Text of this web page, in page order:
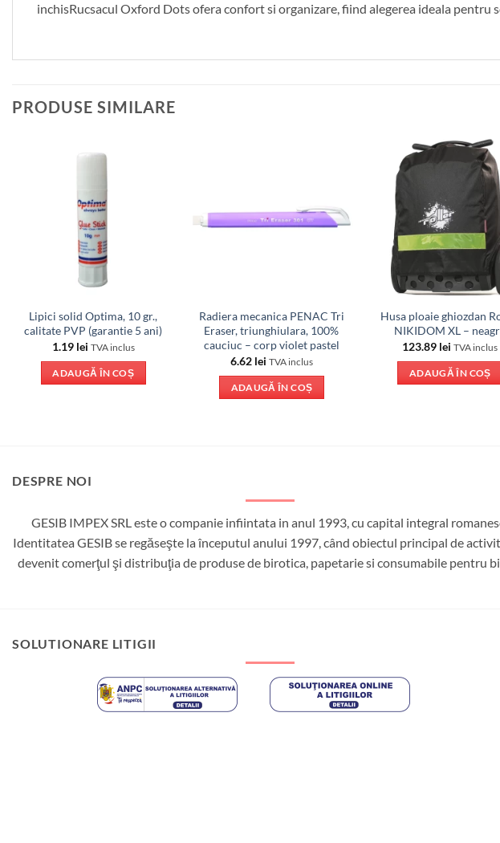
inchisRucsacul Oxford Dots ofera confort si organizare, fiind alegerea ideala pentru
PRODUSE SIMILARE
Lipici solid Optima, 10 gr.,
calitate PVP (garantie 5 ani)
1.19 lei TVA inclus
ADAUGĂ ÎN COȘ
Radiera mecanica PENAC Tri
Eraser, triunghiulara, 100%
cauciuc – corp violet pastel
6.62 lei TVA inclus
ADAUGĂ ÎN COȘ
Husa ploaie ghiozdan
NIKIDOM XL –
123.89 lei TVA inclus
ADAUGĂ ÎN COȘ
DESPRE NOI
GESIB IMPEX SRL este o companie infiintata in anul 1993, cu capital integral
Identitatea GESIB se regăseşte la începutul anului 1997, când obiectul principal de
devenit comerţul şi distribuţia de produse de birotica, papetarie si consumabile pentru
SOLUTIONARE LITIGII